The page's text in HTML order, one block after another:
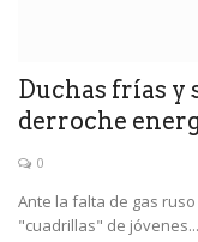
Duchas frías y
derroche
0
Ante la falta de gas
"cuadrillas" de jóvenes...